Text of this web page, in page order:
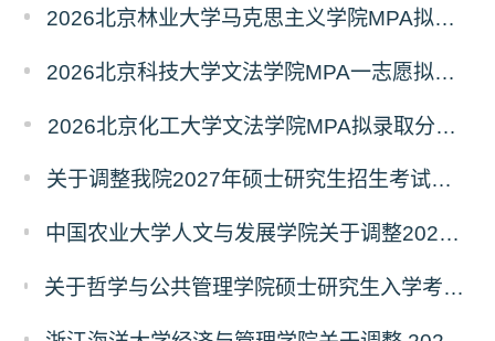
2026北京林业大学马克思主义学院MPA拟录取分析解读
2026北京科技大学文法学院MPA一志愿拟录取分析解读
2026北京化工大学文法学院MPA拟录取分析解读
关于调整我院2027年硕士研究生招生考试科目及参考书的通知
中国农业大学人文与发展学院关于调整2027年硕士研究生招生考试初试科目的通知
关于哲学与公共管理学院硕士研究生入学考试（初试） 考试科目及参考书目变更的通知（二）